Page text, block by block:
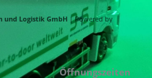
und Logistik GmbH | Powered by
Öffnungszeiten